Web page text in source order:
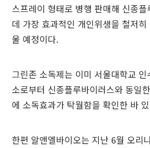
스프레이 형태로 병행 판매해 신종
데 가장 효과적인 개인위생을 철저
울 예정이다.
그린존 소독제는 이미 서울대학교
소로부터 신종플루바이러스와 동일
에 소독효과가 탁월함을 확인한 바
한편 알앤엘바이오는 지난 6월 오리